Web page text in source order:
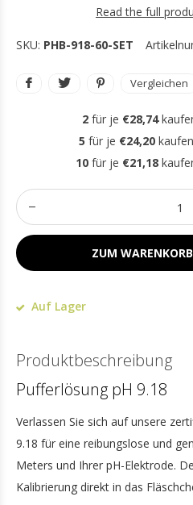
Read the full
SKU: PHB-918-60-SET
Vergleichen
2für je €28,74
5 für je €24,20
10für je €21,18
ZUM
Auf Lager
Produktbeschreibung
Pufferlösung pH 9.18
Verlassen Sie sich auf unsere
9.18 für eine reibungslose und
Meters und Ihrer pH-Elektrode.
Kalibrierung direkt in das